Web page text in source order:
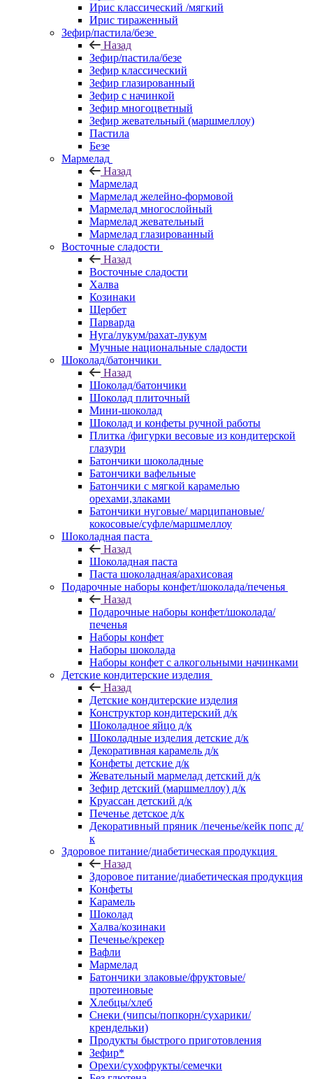
Ирис классический /мягкий
Ирис тираженный
Зефир/пастила/безе
Назад
Зефир/пастила/безе
Зефир классический
Зефир глазированный
Зефир с начинкой
Зефир многоцветный
Зефир жевательный (маршмеллоу)
Пастила
Безе
Мармелад
Назад
Мармелад
Мармелад желейно-формовой
Мармелад многослойный
Мармелад жевательный
Мармелад глазированный
Восточные сладости
Назад
Восточные сладости
Халва
Козинаки
Щербет
Парварда
Нуга/лукум/рахат-лукум
Мучные национальные сладости
Шоколад/батончики
Назад
Шоколад/батончики
Шоколад плиточный
Мини-шоколад
Шоколад и конфеты ручной работы
Плитка /фигурки весовые из кондитерской
глазури
Батончики шоколадные
Батончики вафельные
Батончики с мягкой карамелью
орехами,злаками
Батончики нуговые/ марципановые/
кокосовые/суфле/маршмеллоу
Шоколадная паста
Назад
Шоколадная паста
Паста шоколадная/арахисовая
Подарочные наборы конфет/шоколада/печенья
Назад
Подарочные наборы конфет/шоколада/
печенья
Наборы конфет
Наборы шоколада
Наборы конфет с алкогольными начинками
Детские кондитерские изделия
Назад
Детские кондитерские изделия
Конструктор кондитерский д/к
Шоколадное яйцо д/к
Шоколадные изделия детские д/к
Декоративная карамель д/к
Конфеты детские д/к
Жевательный мармелад детский д/к
Зефир детский (маршмеллоу) д/к
Круассан детский д/к
Печенье детское д/к
Декоративный пряник /печенье/кейк попс д/
к
Здоровое питание/диабетическая продукция
Назад
Здоровое питание/диабетическая продукция
Конфеты
Карамель
Шоколад
Халва/козинаки
Печенье/крекер
Вафли
Мармелад
Батончики злаковые/фруктовые/
протеиновые
Хлебцы/хлеб
Снеки (чипсы/попкорн/сухарики/
крендельки)
Продукты быстрого приготовления
Зефир*
Орехи/сухофрукты/семечки